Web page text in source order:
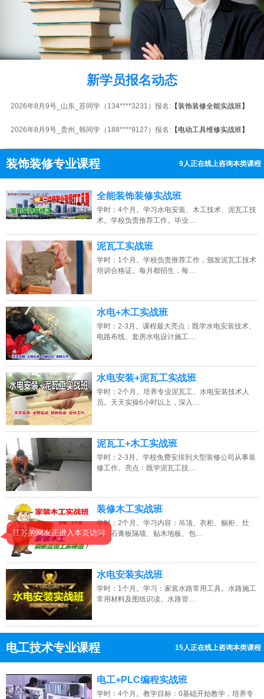
新学员报名动态
2026年8月9号_北京_周同学（158****2873）报名: 【瓦工全能实战班】
2026年8月9号_河南_陈同学（186****6733）报名: 【电动工具维修实战班】
2026年8月9号_天津_田同学（187****5641）报名:【手机维修高级实战班】
2026年8月9号_安徽_周同学（159****2699）报名:【瓦工全能实战班】
2026年8月9号_广西_陈同学（186****6429）报名:
2026年8月9号_山东_王同学（188****1276）报名:【木工全能实战班】
2026年8月9号_山东_苏同学（134****9005）报名: 【木工全能实战班】
2026年8月9号_浙江_陈同学（183****7306）报名:
2026年8月9号_江苏_吴同学（136****5397）报名:【电子维修大专实战班】
2026年8月9号_安徽_李同学（130****0279）报名:
装饰装修专业课程 9人正在线上咨询本类课程
点击免费咨询电话：13807313137
全能装饰装修实战班
学时：4个月。学习水电安装、木工技术、泥瓦工技
术。学校负责推荐工作。毕业…
泥瓦工实战班
学时：1个月。学校负责推荐工作，颁发泥瓦工技术
培训合格证。每月都招生，每…
水电+木工实战班
学时：2-3月。课程最大亮点：既学水电安装技术、
电路布线、套房水电设计施工…
水电安装+泥瓦工实战班
学时：2个月。培养专业泥瓦工、水电安装技术人
员。天天实操6小时以上，深入…
泥瓦工+木工实战班
学时：2-3月。学校免费安排到大型装修公司从事装
修工作。亮点：既学泥瓦工技…
装修木工实战班
学时：2个月。学习内容：吊顶、衣柜、橱柜、灶
台、石膏板隔墙、贴木地板、包…
水电安装实战班
学时：1个月。学习：家装水路常用工具。水路施工
常用材料及图纸识读。水路管…
电工技术专业课程 15人正在线上咨询本类课程
点击免费咨询电话：13807313137
电工+PLC编程实战班
学时：4个月。教学目标：0基础开始教学，培养专
江苏的网友正进入本页访问